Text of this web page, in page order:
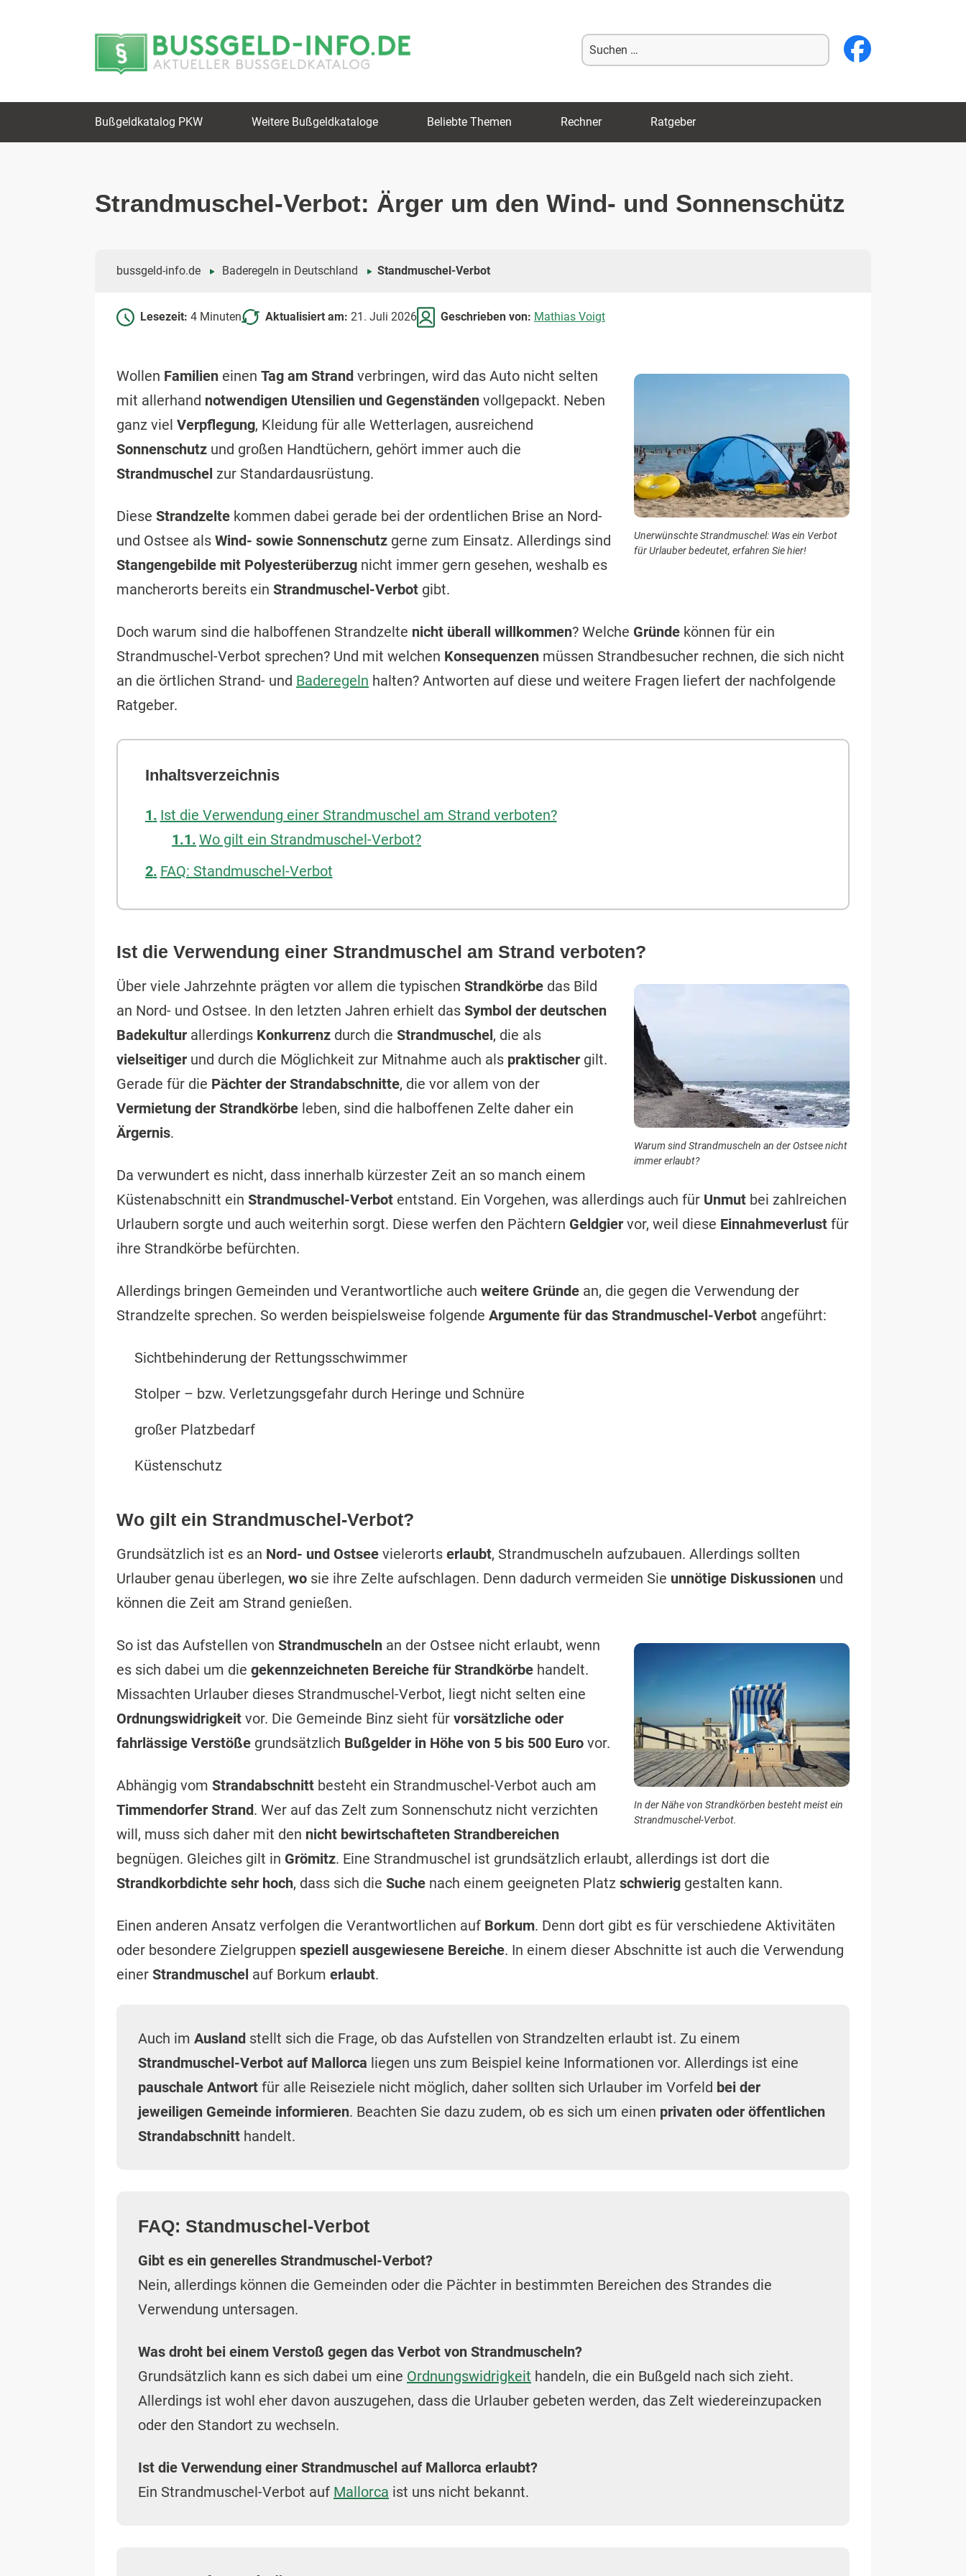
Suche
nach:
Bußgeldkatalog PKW Weitere Bußgeldkataloge Beliebte Themen Rechner Ratgeber
Strandmuschel-Verbot: Ärger um den Wind- und Sonnenschütz
bussgeld-info.de Baderegeln in Deutschland Standmuschel-Verbot
Lesezeit: 4 Minuten Aktualisiert am: 21. Juli 2026 Geschrieben von: Mathias Voigt
Unerwünschte Strandmuschel: Was ein Verbot
für Urlauber bedeutet, erfahren Sie hier!
Wollen Familien einen Tag am Strand verbringen, wird das Auto nicht selten
mit allerhand notwendigen Utensilien und Gegenständen vollgepackt. Neben
ganz viel Verpflegung, Kleidung für alle Wetterlagen, ausreichend
Sonnenschutz und großen Handtüchern, gehört immer auch die
Strandmuschel zur Standardausrüstung.
Diese Strandzelte kommen dabei gerade bei der ordentlichen Brise an Nord-
und Ostsee als Wind- sowie Sonnenschutz gerne zum Einsatz. Allerdings sind
Stangengebilde mit Polyesterüberzug nicht immer gern gesehen, weshalb es
mancherorts bereits ein Strandmuschel-Verbot gibt.
Doch warum sind die halboffenen Strandzelte nicht überall willkommen? Welche Gründe können für ein
Strandmuschel-Verbot sprechen? Und mit welchen Konsequenzen müssen Strandbesucher rechnen, die sich nicht
an die örtlichen Strand- und Baderegeln halten? Antworten auf diese und weitere Fragen liefert der nachfolgende
Ratgeber.
Inhaltsverzeichnis
Ist die Verwendung einer Strandmuschel am Strand verboten?
Wo gilt ein Strandmuschel-Verbot?
FAQ: Standmuschel-Verbot
Ist die Verwendung einer Strandmuschel am Strand verboten?
Warum sind Strandmuscheln an der Ostsee nicht
immer erlaubt?
Über viele Jahrzehnte prägten vor allem die typischen Strandkörbe das Bild
an Nord- und Ostsee. In den letzten Jahren erhielt das Symbol der deutschen
Badekultur allerdings Konkurrenz durch die Strandmuschel, die als
vielseitiger und durch die Möglichkeit zur Mitnahme auch als praktischer gilt.
Gerade für die Pächter der Strandabschnitte, die vor allem von der
Vermietung der Strandkörbe leben, sind die halboffenen Zelte daher ein
Ärgernis.
Da verwundert es nicht, dass innerhalb kürzester Zeit an so manch einem
Küstenabschnitt ein Strandmuschel-Verbot entstand. Ein Vorgehen, was allerdings auch für Unmut bei zahlreichen
Urlaubern sorgte und auch weiterhin sorgt. Diese werfen den Pächtern Geldgier vor, weil diese Einnahmeverlust für
ihre Strandkörbe befürchten.
Allerdings bringen Gemeinden und Verantwortliche auch weitere Gründe an, die gegen die Verwendung der
Strandzelte sprechen. So werden beispielsweise folgende Argumente für das Strandmuschel-Verbot angeführt:
Sichtbehinderung der Rettungsschwimmer
Stolper – bzw. Verletzungsgefahr durch Heringe und Schnüre
großer Platzbedarf
Küstenschutz
Wo gilt ein Strandmuschel-Verbot?
Grundsätzlich ist es an Nord- und Ostsee vielerorts erlaubt, Strandmuscheln aufzubauen. Allerdings sollten
Urlauber genau überlegen, wo sie ihre Zelte aufschlagen. Denn dadurch vermeiden Sie unnötige Diskussionen und
können die Zeit am Strand genießen.
In der Nähe von Strandkörben besteht meist ein
Strandmuschel-Verbot.
So ist das Aufstellen von Strandmuscheln an der Ostsee nicht erlaubt, wenn
es sich dabei um die gekennzeichneten Bereiche für Strandkörbe handelt.
Missachten Urlauber dieses Strandmuschel-Verbot, liegt nicht selten eine
Ordnungswidrigkeit vor. Die Gemeinde Binz sieht für vorsätzliche oder
fahrlässige Verstöße grundsätzlich Bußgelder in Höhe von 5 bis 500 Euro vor.
Abhängig vom Strandabschnitt besteht ein Strandmuschel-Verbot auch am
Timmendorfer Strand. Wer auf das Zelt zum Sonnenschutz nicht verzichten
will, muss sich daher mit den nicht bewirtschafteten Strandbereichen
begnügen. Gleiches gilt in Grömitz. Eine Strandmuschel ist grundsätzlich erlaubt, allerdings ist dort die
Strandkorbdichte sehr hoch, dass sich die Suche nach einem geeigneten Platz schwierig gestalten kann.
Einen anderen Ansatz verfolgen die Verantwortlichen auf Borkum. Denn dort gibt es für verschiedene Aktivitäten
oder besondere Zielgruppen speziell ausgewiesene Bereiche. In einem dieser Abschnitte ist auch die Verwendung
einer Strandmuschel auf Borkum erlaubt.
Auch im Ausland stellt sich die Frage, ob das Aufstellen von Strandzelten erlaubt ist. Zu einem
Strandmuschel-Verbot auf Mallorca liegen uns zum Beispiel keine Informationen vor. Allerdings ist eine
pauschale Antwort für alle Reiseziele nicht möglich, daher sollten sich Urlauber im Vorfeld bei der
jeweiligen Gemeinde informieren. Beachten Sie dazu zudem, ob es sich um einen privaten oder öffentlichen
Strandabschnitt handelt.
FAQ: Standmuschel-Verbot
Gibt es ein generelles Strandmuschel-Verbot?
Nein, allerdings können die Gemeinden oder die Pächter in bestimmten Bereichen des Strandes die
Verwendung untersagen.
Was droht bei einem Verstoß gegen das Verbot von Strandmuscheln?
Grundsätzlich kann es sich dabei um eine Ordnungswidrigkeit handeln, die ein Bußgeld nach sich zieht.
Allerdings ist wohl eher davon auszugehen, dass die Urlauber gebeten werden, das Zelt wiedereinzupacken
oder den Standort zu wechseln.
Ist die Verwendung einer Strandmuschel auf Mallorca erlaubt?
Ein Strandmuschel-Verbot auf Mallorca ist uns nicht bekannt.